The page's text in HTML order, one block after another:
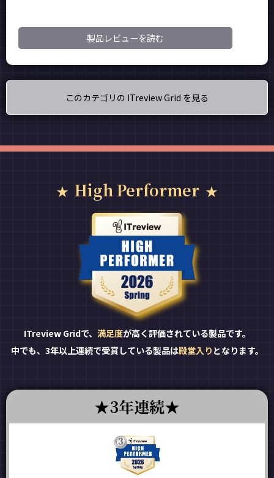
製品レビューを読む
このカテゴリの ITreview Grid を見る
High Performer
ITreview Gridで、 満足度が高く評価されている製品です。
中でも、3年以上連続で受賞している製品は殿堂入り となります。
3年連続